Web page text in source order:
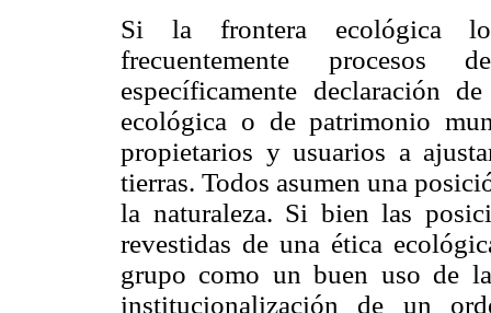
Si la frontera ecológica
frecuentemente procesos
específicamente declaración
ecológica o de patrimonio
propietarios y usuarios a
tierras. Todos asumen una
la naturaleza. Si bien las
revestidas de una ética
grupo como un buen uso de
institucionalización de un